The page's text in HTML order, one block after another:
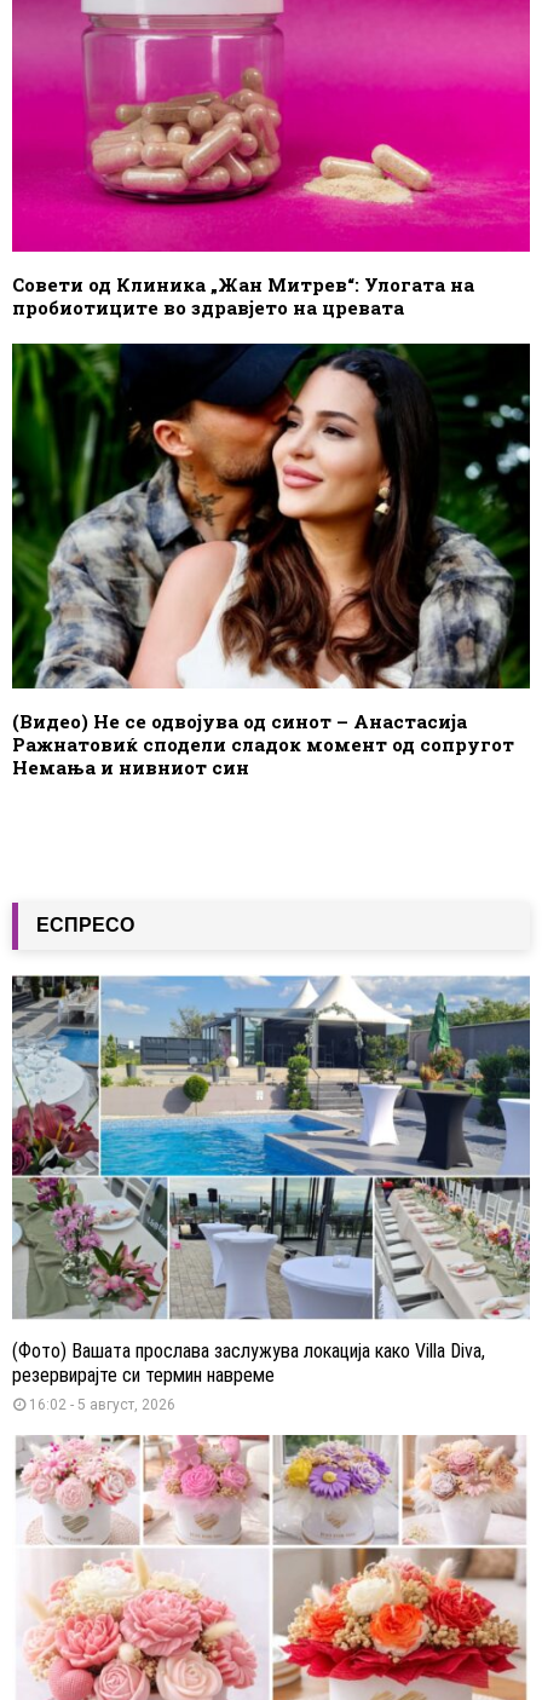
Совети од Клиника „Жан Митрев“: Улогата на
пробиотиците во здравјето на цревата
(Видео) Не се одвојува од синот – Анастасија
Ражнатовиќ сподели сладок момент од сопругот
Немања и нивниот син
ЕСПРЕСО
(Фото) Вашата прослава заслужува локација како Villa Diva,
резервирајте си термин навреме
16:02 - 5 август, 2026